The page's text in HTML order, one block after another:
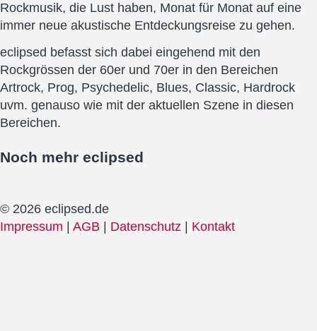
Rockmusik, die Lust haben, Monat für Monat auf eine
immer neue akustische Entdeckungsreise zu gehen.
eclipsed befasst sich dabei eingehend mit den
Rockgrössen der 60er und 70er in den Bereichen
Artrock, Prog, Psychedelic, Blues, Classic, Hardrock
uvm. genauso wie mit der aktuellen Szene in diesen
Bereichen.
Noch mehr eclipsed
© 2026 eclipsed.de
Impressum | AGB | Datenschutz | Kontakt